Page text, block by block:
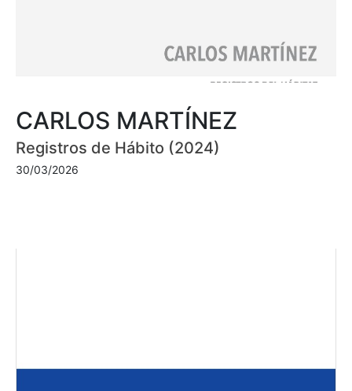
CARLOS MARTÍNEZ
Registros de Hábito (2024)
30/03/2026